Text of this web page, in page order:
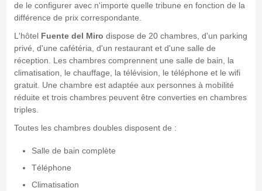
de le configurer avec n'importe quelle tribune en fonction de la
différence de prix correspondante.
L'hôtel Fuente del Miro dispose de 20 chambres, d'un parking
privé, d'une cafétéria, d'un restaurant et d'une salle de
réception. Les chambres comprennent une salle de bain, la
climatisation, le chauffage, la télévision, le téléphone et le wifi
gratuit. Une chambre est adaptée aux personnes à mobilité
réduite et trois chambres peuvent être converties en chambres
triples.
Toutes les chambres doubles disposent de :
Salle de bain complète
Téléphone
Climatisation